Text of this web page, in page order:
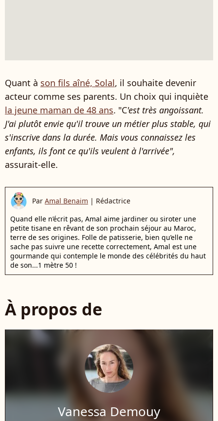
Quant à son fils aîné, Solal, il souhaite devenir
acteur comme ses parents. Un choix qui inquiète
la jeune maman de 48 ans. "C'est très angoissant.
J'ai plutôt envie qu'il trouve un métier plus stable, qui
s'inscrive dans la durée. Mais vous connaissez les
enfants, ils font ce qu'ils veulent à l'arrivée",
assurait-elle.
Par Amal Benaim | Rédactrice
Quand elle n’écrit pas, Amal aime jardiner ou siroter une
petite tisane en rêvant de son prochain séjour au Maroc,
terre de ses origines. Folle de patisserie, bien qu’elle ne
sache pas suivre une recette correctement, Amal est une
gourmande qui contemple le monde des célébrités du haut
de son...1 mètre 50 !
À propos de
Vanessa Demouy